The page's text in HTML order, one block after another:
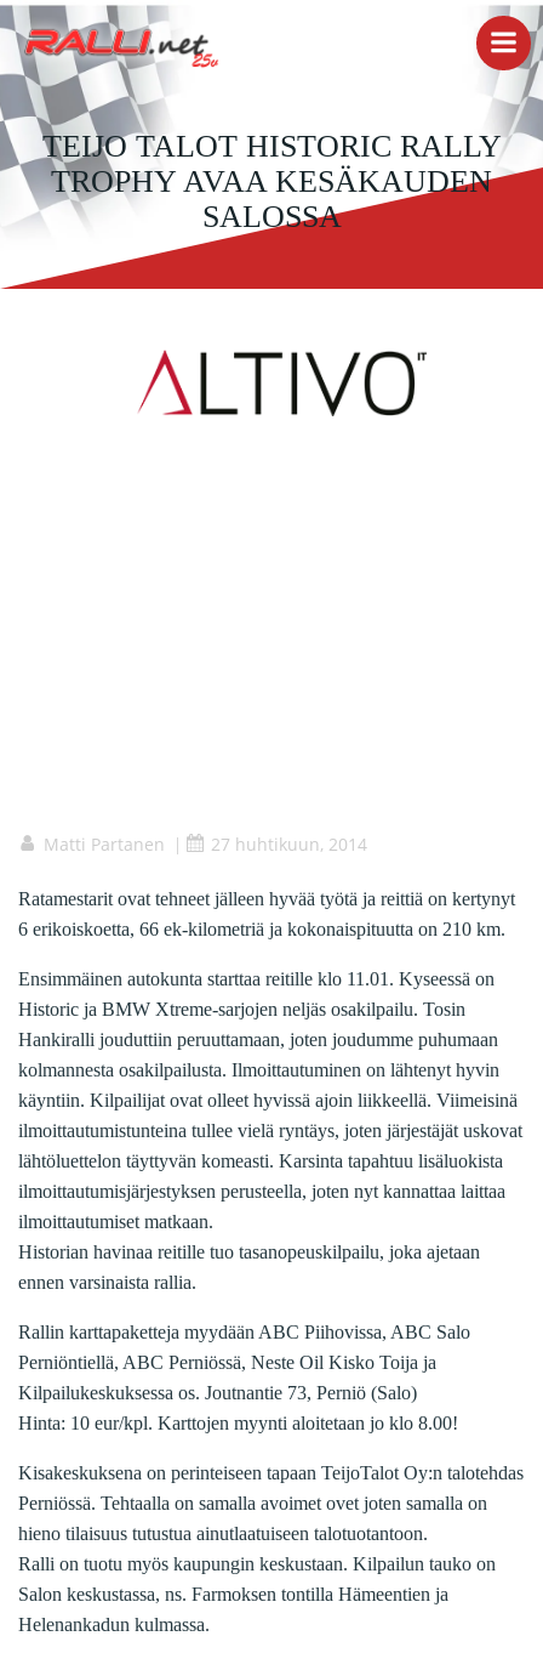
TEIJO TALOT HISTORIC RALLY
TROPHY AVAA KESÄKAUDEN
SALOSSA
Matti Partanen | 27 huhtikuun, 2014
Ratamestarit ovat tehneet jälleen hyvää työtä ja reittiä on kertynyt
6 erikoiskoetta, 66 ek-kilometriä ja kokonaispituutta on 210 km.
Ensimmäinen autokunta starttaa reitille klo 11.01. Kyseessä on
Historic ja BMW Xtreme-sarjojen neljäs osakilpailu. Tosin
Hankiralli jouduttiin peruuttamaan, joten joudumme puhumaan
kolmannesta osakilpailusta. Ilmoittautuminen on lähtenyt hyvin
käyntiin. Kilpailijat ovat olleet hyvissä ajoin liikkeellä. Viimeisinä
ilmoittautumistunteina tullee vielä ryntäys, joten järjestäjät uskovat
lähtöluettelon täyttyvän komeasti. Karsinta tapahtuu lisäluokista
ilmoittautumisjärjestyksen perusteella, joten nyt kannattaa laittaa
ilmoittautumiset matkaan.
Historian havinaa reitille tuo tasanopeuskilpailu, joka ajetaan
ennen varsinaista rallia.
Rallin karttapaketteja myydään ABC Piihovissa, ABC Salo
Perniöntiellä, ABC Perniössä, Neste Oil Kisko Toija ja
Kilpailukeskuksessa os. Joutnantie 73, Perniö (Salo)
Hinta: 10 eur/kpl. Karttojen myynti aloitetaan jo klo 8.00!
Kisakeskuksena on perinteiseen tapaan TeijoTalot Oy:n talotehdas
Perniössä. Tehtaalla on samalla avoimet ovet joten samalla on
hieno tilaisuus tutustua ainutlaatuiseen talotuotantoon.
Ralli on tuotu myös kaupungin keskustaan. Kilpailun tauko on
Salon keskustassa, ns. Farmoksen tontilla Hämeentien ja
Helenankadun kulmassa.